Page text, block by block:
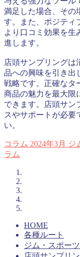
満足した場合、その
す。また、ポジティ
より口コミ効果を生
進します。
店頭サンプリングは
品への興味を引き出
戦略です。正確なタ
商品の魅力を最大限
できます。店頭サン
スやサポートが必要
い。
コラム 2024年3月 ジ
ラム
HOME
各種ルート
ジム・スポー